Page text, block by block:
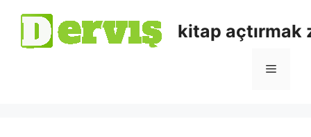
kitap açtırmak